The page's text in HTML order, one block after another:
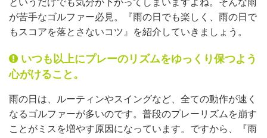
というだけでも気分が下がってしまいますよね。そんな雨
が苦手なゴルファー必見。『雨の日でも楽しく、雨の日で
もスコアを落とさないコツ』を紹介していきましょう。
いつも以上にプレーのリズムをゆっくり保つよう
心がけること。
雨の日は、ルーティンやスイングなど、全ての動作が速く
なるゴルファーが多いのです。普段のプレーリズムを崩す
ことがミスを増やす原因になっています。ですから、『雨